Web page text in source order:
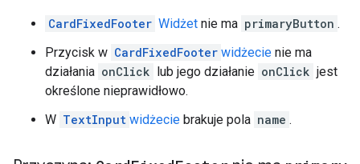
CardFixedFooter Widżet nie ma primaryButton .
Przycisk w CardFixedFooter widżecie nie ma
działania onClick lub jego działanie onClick jest
określone nieprawidłowo.
W TextInput widżecie brakuje pola name .